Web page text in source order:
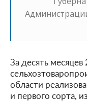
За десять
области
и первого сорта,